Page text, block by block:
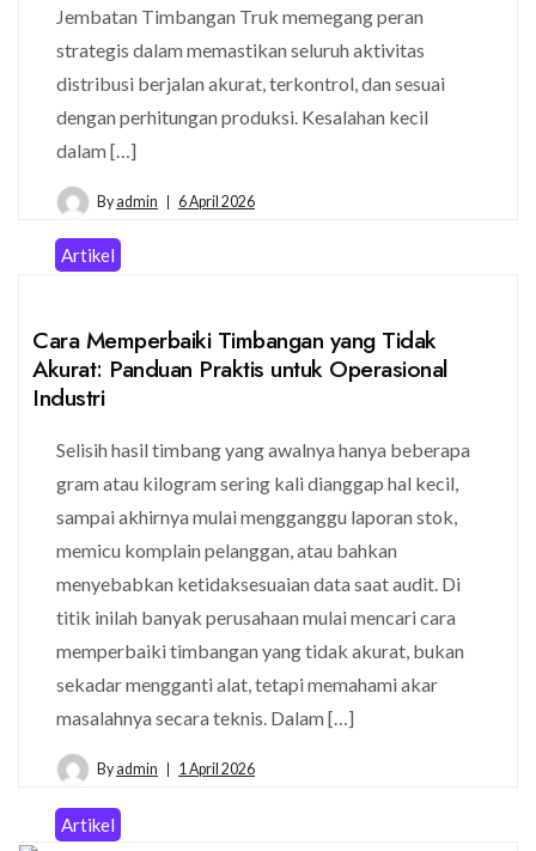
Jembatan Timbangan Truk memegang peran
strategis dalam memastikan seluruh aktivitas
distribusi berjalan akurat, terkontrol, dan sesuai
dengan perhitungan produksi. Kesalahan kecil
dalam […]
By admin 6 April 2026
Artikel
Cara Memperbaiki Timbangan yang Tidak
Akurat: Panduan Praktis untuk Operasional
Industri
Selisih hasil timbang yang awalnya hanya beberapa
gram atau kilogram sering kali dianggap hal kecil,
sampai akhirnya mulai mengganggu laporan stok,
memicu komplain pelanggan, atau bahkan
menyebabkan ketidaksesuaian data saat audit. Di
titik inilah banyak perusahaan mulai mencari cara
memperbaiki timbangan yang tidak akurat, bukan
sekadar mengganti alat, tetapi memahami akar
masalahnya secara teknis. Dalam […]
By admin 1 April 2026
Artikel